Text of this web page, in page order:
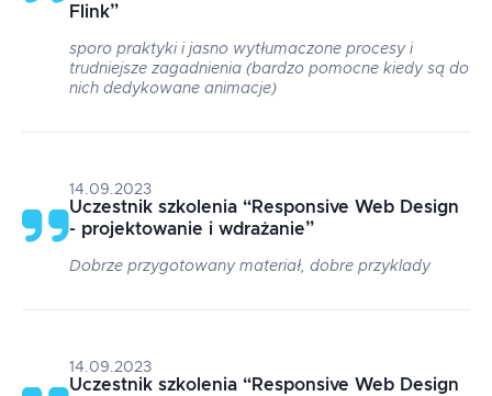
Flink”
sporo praktyki i jasno wytłumaczone procesy i
trudniejsze zagadnienia (bardzo pomocne kiedy są do
nich dedykowane animacje)
14.09.2023
Uczestnik szkolenia “Responsive Web Design
- projektowanie i wdrażanie”
Dobrze przygotowany materiał, dobre przyklady
14.09.2023
Uczestnik szkolenia “Responsive Web Design